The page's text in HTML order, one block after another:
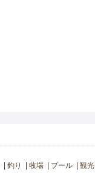
釣り 牧場 プール 観光